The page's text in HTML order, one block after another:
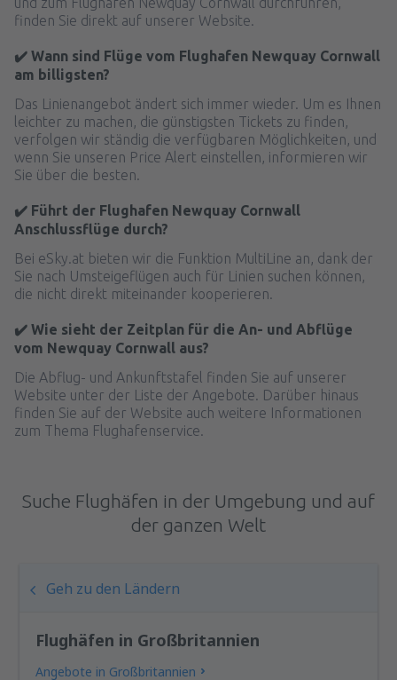
finden Sie direkt auf unserer Website.
✔️ Wann sind Flüge vom Flughafen Newquay Cornwall
am billigsten?
Das Linienangebot ändert sich immer wieder. Um es Ihnen
leichter zu machen, die günstigsten Tickets zu finden,
verfolgen wir ständig die verfügbaren Möglichkeiten, und
wenn Sie unseren Price Alert einstellen, informieren wir
Sie über die besten.
✔️ Führt der Flughafen Newquay Cornwall
Anschlussflüge durch?
Bei eSky.at bieten wir die Funktion MultiLine an, dank der
Sie nach Umsteigeflügen auch für Linien suchen können,
die nicht direkt miteinander kooperieren.
✔️ Wie sieht der Zeitplan für die An- und Abflüge
vom Newquay Cornwall aus?
Die Abflug- und Ankunftstafel finden Sie auf unserer
Website unter der Liste der Angebote. Darüber hinaus
finden Sie auf der Website auch weitere Informationen
zum Thema Flughafenservice.
Suche Flughäfen in der Umgebung und auf
der ganzen Welt
Geh zu den Ländern
Flughäfen in Großbritannien
Angebote in Großbritannien